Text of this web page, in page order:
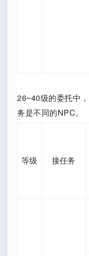
26~40级的委托中
务是不同的NPC。
等级 接任务